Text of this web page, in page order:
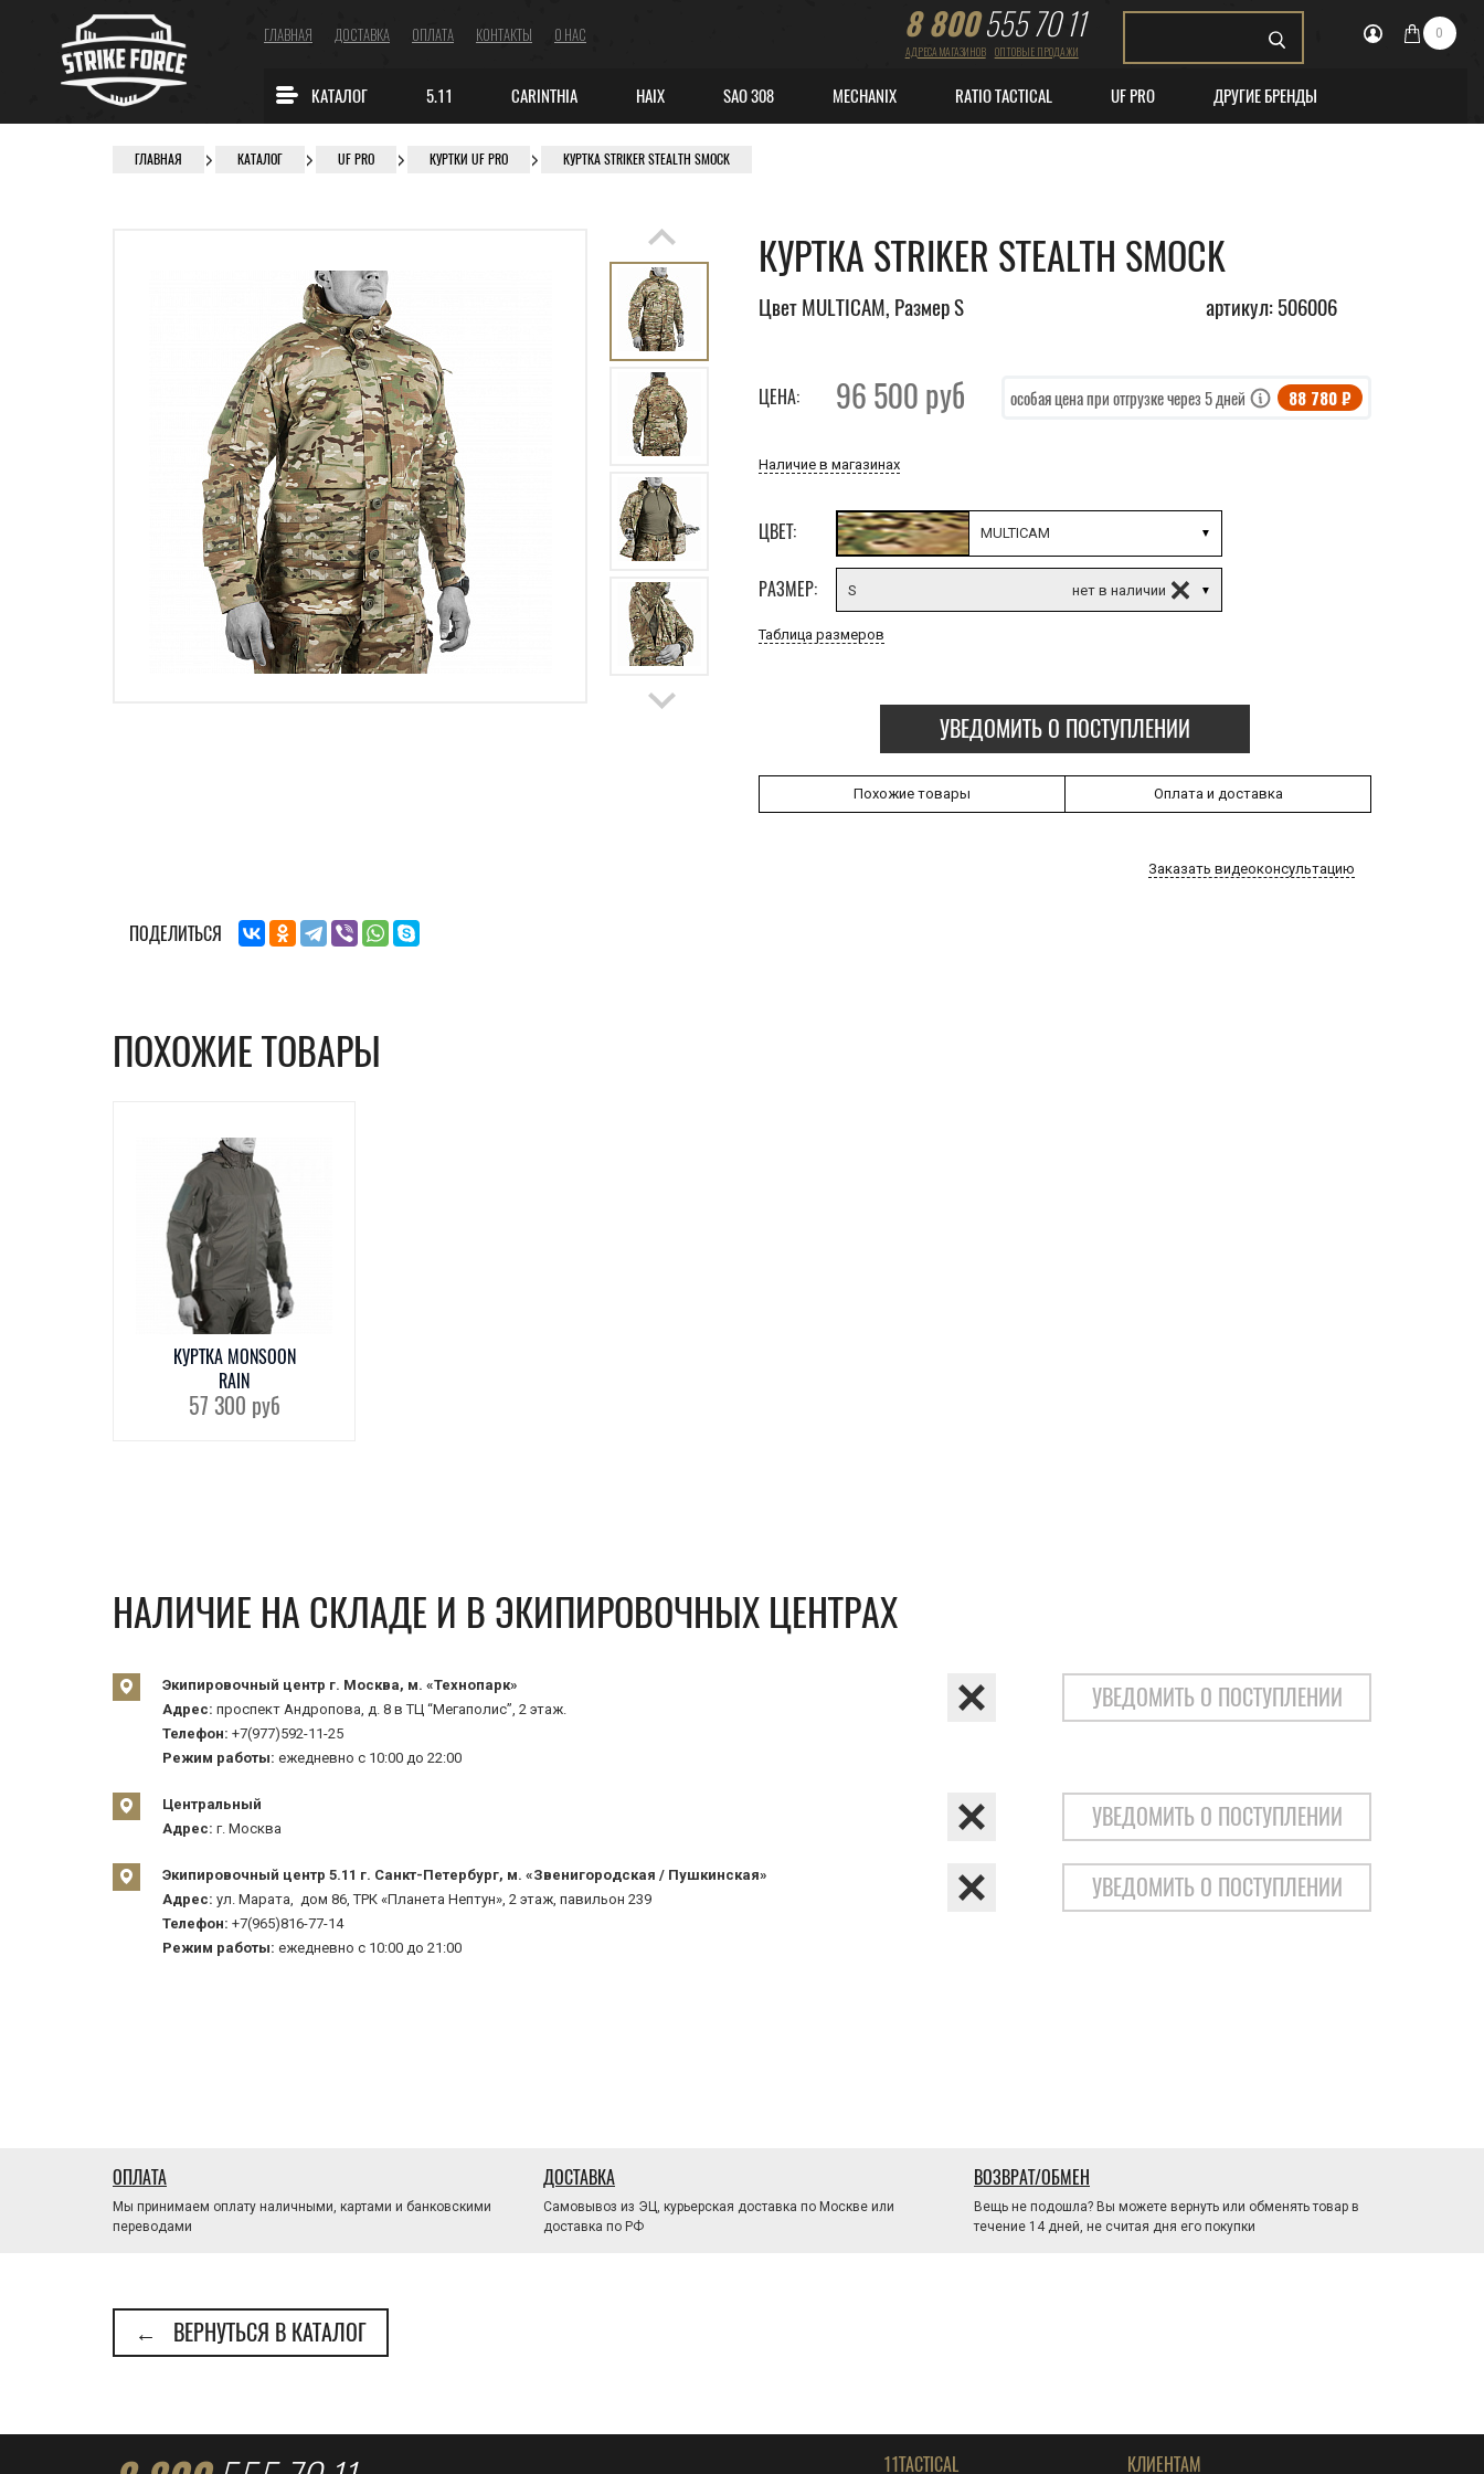
ГЛАВНАЯ ДОСТАВКА ОПЛАТА КОНТАКТЫ О НАС 8 800555 70 11
АДРЕСА МАГАЗИНОВ ОПТОВЫЕ ПРОДАЖИ
0
КАТАЛОГ 5.11 CARINTHIA HAIX SAO 308 MECHANIX RATIO TACTICAL UF PRO ДРУГИЕ БРЕНДЫ
ГЛАВНАЯ КАТАЛОГ UF PRO КУРТКИ UF PRO КУРТКА STRIKER STEALTH SMOCK
КУРТКА STRIKER STEALTH SMOCK
Цвет MULTICAM, Размер S артикул: 506006
ЦЕНА: 96 500 руб особая цена при отгрузке через 5 дней 88 780 ₽
Наличие в магазинах
ЦВЕТ: MULTICAM
РАЗМЕР: S
Таблица размеров
УВЕДОМИТЬ О ПОСТУПЛЕНИИ
Похожие товары Оплата и доставка
Заказать видеоконсультацию
ПОДЕЛИТЬСЯ
ПОХОЖИЕ ТОВАРЫ
КУРТКА MONSOON
RAIN
57 300 руб
НАЛИЧИЕ НА СКЛАДЕ И В ЭКИПИРОВОЧНЫХ ЦЕНТРАХ
Экипировочный центр г. Москва, м. «Технопарк»
Адрес: проспект Андропова, д. 8 в ТЦ “Мегаполис”, 2 этаж.
Телефон: +7(977)592-11-25
Режим работы: ежедневно с 10:00 до 22:00
УВЕДОМИТЬ О ПОСТУПЛЕНИИ
Центральный
Адрес: г. Москва УВЕДОМИТЬ О ПОСТУПЛЕНИИ
Экипировочный центр 5.11 г. Санкт-Петербург, м. «Звенигородская / Пушкинская»
Адрес: ул. Марата, дом 86, ТРК «Планета Нептун», 2 этаж, павильон 239
Телефон: +7(965)816-77-14
Режим работы: ежедневно с 10:00 до 21:00
УВЕДОМИТЬ О ПОСТУПЛЕНИИ
ОПЛАТА
Мы принимаем оплату наличными, картами и банковскими
переводами
ДОСТАВКА
Самовывоз из ЭЦ, курьерская доставка по Москве или
доставка по РФ
ВОЗВРАТ/ОБМЕН
Вещь не подошла? Вы можете вернуть или обменять товар в
течение 14 дней, не считая дня его покупки
← ВЕРНУТЬСЯ В КАТАЛОГ
11TACTICAL КЛИЕНТАМ